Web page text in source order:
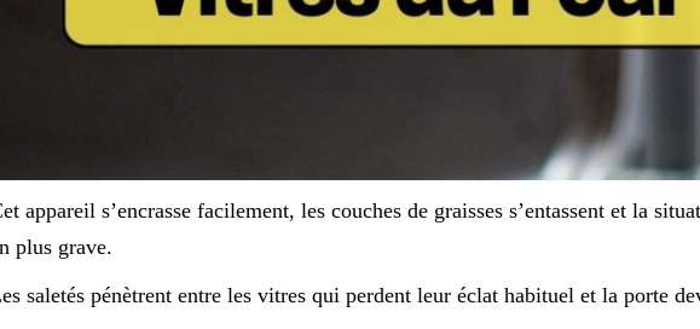
appareil s’encrasse facilement, les couches de graisses s’entassent et la
plus grave.
saletés pénètrent entre les vitres qui perdent leur éclat habituel et la porte